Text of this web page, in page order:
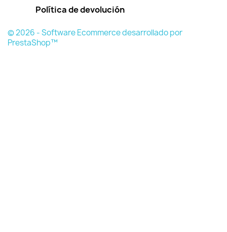
Política de devolución
© 2026 - Software Ecommerce desarrollado por
PrestaShop™